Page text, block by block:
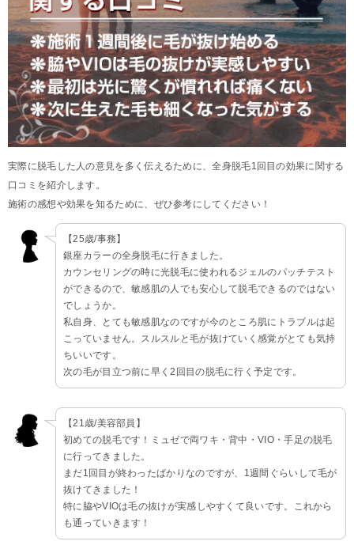
実際に脱毛した人の意見を多く伝えるために、全身脱毛1回目の効果に関する
口コミを紹介します。
施術の感想や効果を知るために、ぜひ参考にしてください！
【25歳/事務】
銀座カラーの全身脱毛に行きました。
カウンセリングの時に光脱毛に使われるジェルのパッチテスト
ができるので、敏感肌の人でも安心して脱毛できるのではない
でしょうか。
私自身、とても敏感肌なのですが今のところ肌にトラブルは起
こっていません。スルスルと毛が抜けていく感覚がとても気持
ちいいです。
次の毛が目立つ前に早く2回目の脱毛に行く予定です。
【21歳/美容部員】
初めての脱毛です！ミュゼで両ワキ・背中・VIO・手足の脱毛
に行ってきました。
まだ1回目が終わったばかりなのですが、1週間ぐらいして毛が
抜けてきました！
特に脇やVIOは毛の抜けが実感しやすくて良いです。これから
も通っていきます！